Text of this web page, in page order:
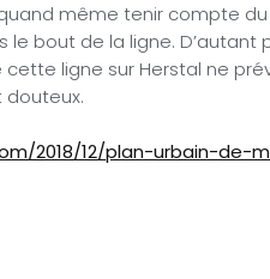
même tenir compte
bout de la ligne. D’autant
ligne sur Herstal ne
douteux.
2018/12/plan-urbain-de-